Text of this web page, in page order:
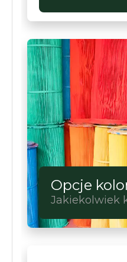
Opcje
Jakiekolwiek
prawdziwe.